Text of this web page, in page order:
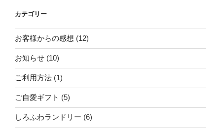
カテゴリー
お客様からの感想 (12)
お知らせ (10)
ご利用方法 (1)
ご自愛ギフト (5)
しろふわランドリー (6)